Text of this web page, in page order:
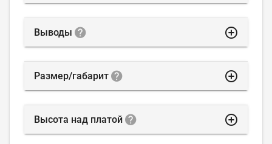
highlight_off
Выводы
highlight_off
Размер/габарит
highlight_off
Высота над платой